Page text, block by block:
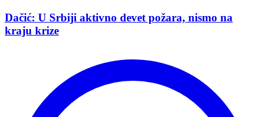
Dačić: U Srbiji aktivno devet požara, nismo na
kraju krize